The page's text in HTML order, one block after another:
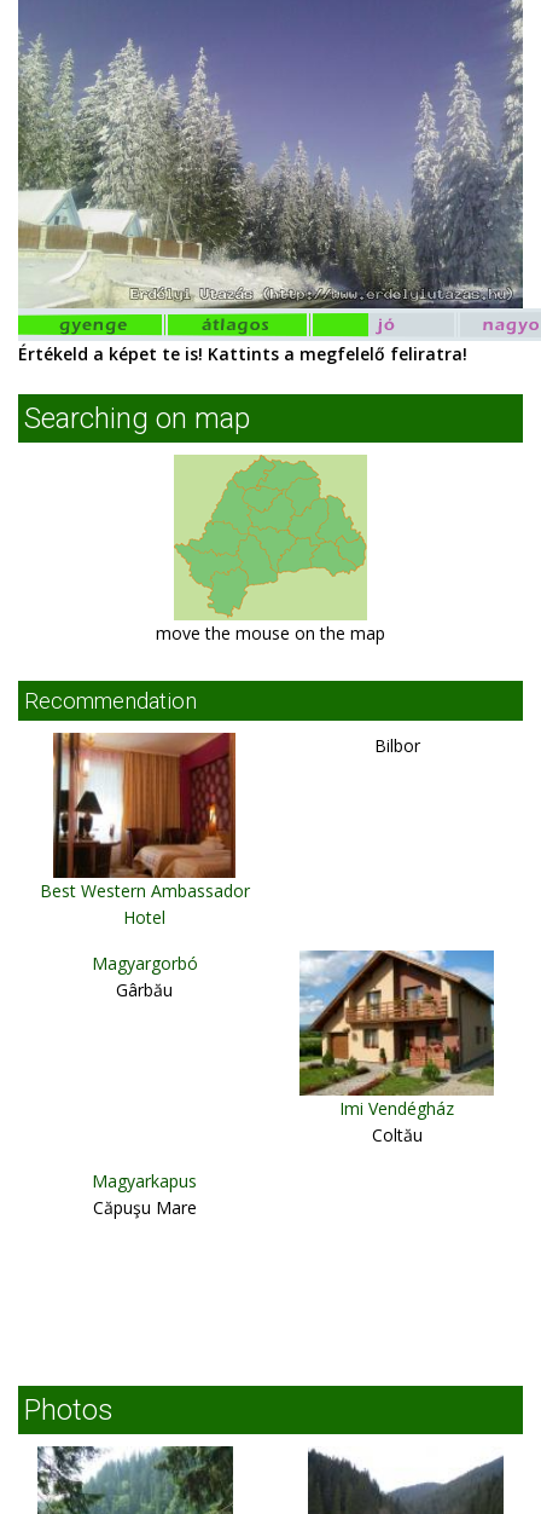
Értékeld a képet te is! Kattints a megfelelő feliratra!
Searching on map
move the mouse on the map
Recommendation
Best Western Ambassador
Hotel
Bilbor
Magyargorbó
Gârbău
Imi Vendégház
Coltău
Magyarkapus
Căpuşu Mare
Photos